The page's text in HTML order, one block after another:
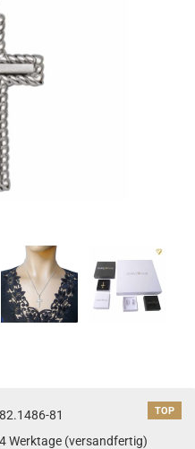
TOP
81
Werktage (versandfertig)